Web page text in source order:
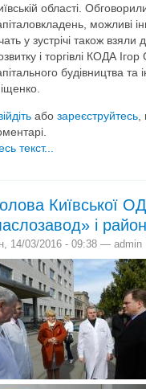
області.
можливі
у зустрічі також
і торгівлі КОДА
будівництва
або зареєструйтесь,
текст...
Київської
і
14/03/2016 - 09:38 — admin